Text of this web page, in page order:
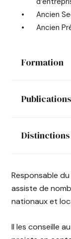
Ancien
Ancien
Formation
Publications
Distinctions
Responsable du
assiste de
nationaux et
Il les conseille